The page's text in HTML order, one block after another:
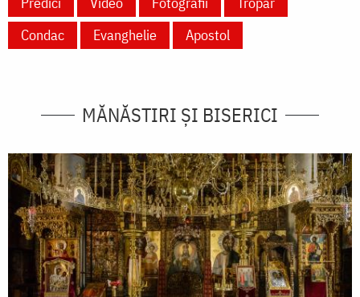
Condac
Evanghelie Apostol
MĂNĂSTIRI ȘI BISERICI